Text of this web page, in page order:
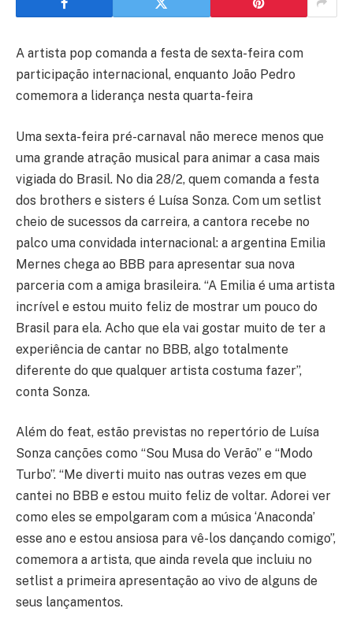
A artista pop comanda a festa de sexta-feira com
participação internacional, enquanto João Pedro
comemora a liderança nesta quarta-feira
Uma sexta-feira pré-carnaval não merece menos que
uma grande atração musical para animar a casa mais
vigiada do Brasil. No dia 28/2, quem comanda a festa
dos brothers e sisters é Luísa Sonza. Com um setlist
cheio de sucessos da carreira, a cantora recebe no
palco uma convidada internacional: a argentina Emilia
Mernes chega ao BBB para apresentar sua nova
parceria com a amiga brasileira. “A Emilia é uma artista
incrível e estou muito feliz de mostrar um pouco do
Brasil para ela. Acho que ela vai gostar muito de ter a
experiência de cantar no BBB, algo totalmente
diferente do que qualquer artista costuma fazer”,
conta Sonza.
Além do feat, estão previstas no repertório de Luísa
Sonza canções como “Sou Musa do Verão” e “Modo
Turbo”. “Me diverti muito nas outras vezes em que
cantei no BBB e estou muito feliz de voltar. Adorei ver
como eles se empolgaram com a música ‘Anaconda’
esse ano e estou ansiosa para vê-los dançando comigo”,
comemora a artista, que ainda revela que incluiu no
setlist a primeira apresentação ao vivo de alguns de
seus lançamentos.